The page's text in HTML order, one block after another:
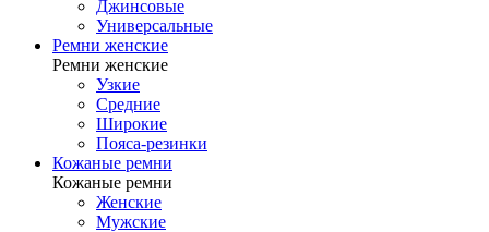
Джинсовые
Универсальные
Ремни женские
Ремни женские
Узкие
Средние
Широкие
Пояса-резинки
Кожаные ремни
Кожаные ремни
Женские
Мужские